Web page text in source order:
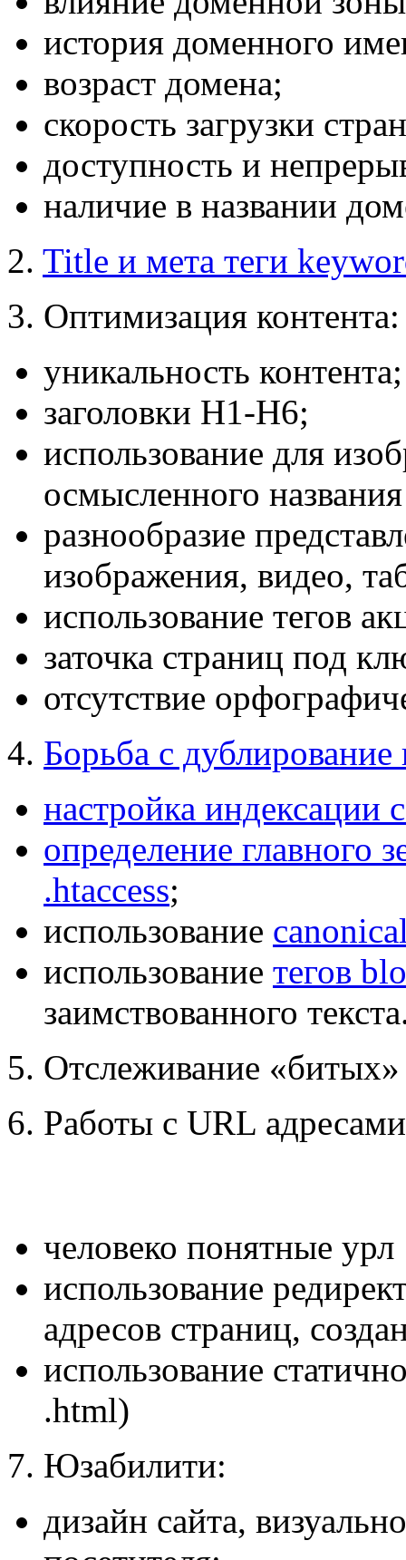
история доменного
возраст домена;
скорость загрузки
доступность и
наличие в названии
2. Title и мета теги
3. Оптимизация контента:
уникальность контента;
заголовки H1-H6;
использование для
осмысленного
разнообразие
изображения, видео,
использование тегов
заточка страниц под
отсутствие
4. Борьба с дублирование
настройка
определение главного
.htaccess;
использование
использование тегов
заимствованного
5. Отслеживание
6. Работы с URL
человеко понятные урл
использование
адресов страниц,
использование
.html)
7. Юзабилити:
дизайн сайта,